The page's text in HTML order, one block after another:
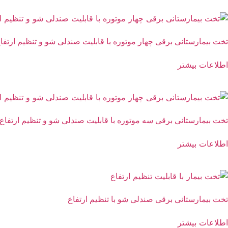
تخت بیمارستانی برقی چهار موتوره با قابلیت صندلی شو و تنظیم
اطلاعات بیشتر
تخت بیمارستانی برقی سه موتوره با قابلیت صندلی شو و تنظیم ارتفاع
اطلاعات بیشتر
تخت بیمارستانی برقی صندلی شو با تنظیم ارتفاع
اطلاعات بیشتر